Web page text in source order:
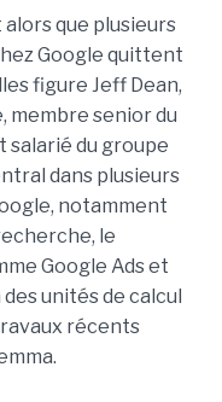
que plusieurs
Google quittent
figure Jeff Dean,
membre senior du
salarié du groupe
dans plusieurs
notamment
le
Google Ads et
unités de calcul
récents